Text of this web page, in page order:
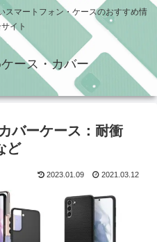
スマートフォン・ケースのおすすめ情
イト
ース・カバー
バーケース：耐衝
ど
2023.01.09 2021.03.12